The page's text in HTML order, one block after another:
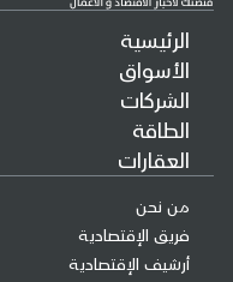
الرئيسية
الأسواق
الشركات
الطاقة
العقارات
من نحن
فريق الإقتصادية
أرشيف الإقتصادية